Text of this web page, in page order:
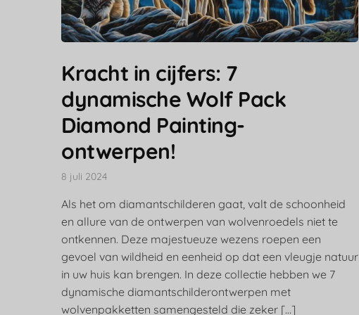
Kracht in cijfers: 7
dynamische Wolf Pack
Diamond Painting-
ontwerpen!
8 juli 2024
Als het om diamantschilderen gaat, valt de schoonheid
en allure van de ontwerpen van wolvenroedels niet te
ontkennen. Deze majestueuze wezens roepen een
gevoel van wildheid en eenheid op dat een vleugje natuur
in uw huis kan brengen. In deze collectie hebben we 7
dynamische diamantschilderontwerpen met
wolvenpakketten samengesteld die zeker […]